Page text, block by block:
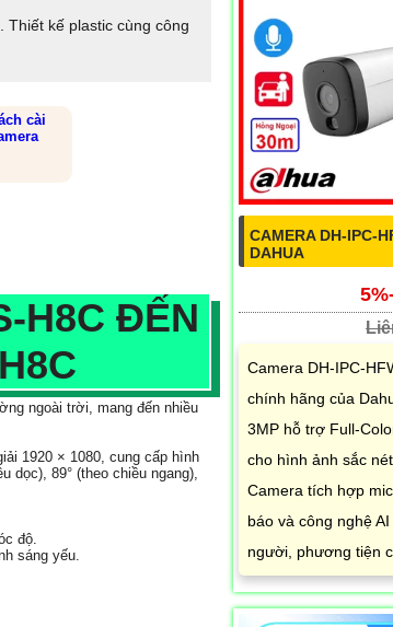
kế plastic cùng công
cài
H8C ĐẾN
ngoài trời, mang đến nhiều
1920 × 1080, cung cấp hình
dọc), 89° (theo chiều ngang),
độ.
sáng yếu.
CAMERA DH-IPC-
DAHUA
Camera DH-IPC-
chính hãng của
3MP hỗ trợ Full-
cho hình ảnh sắc
Camera tích hợp
báo và công nghệ
người, phương tiện